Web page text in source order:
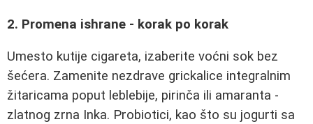
2. Promena ishrane - korak po korak
Umesto kutije cigareta, izaberite voćni sok bez
šećera. Zamenite nezdrave grickalice integralnim
žitaricama poput leblebije, pirinča ili amaranta -
zlatnog zrna Inka. Probiotici, kao što su jogurti sa